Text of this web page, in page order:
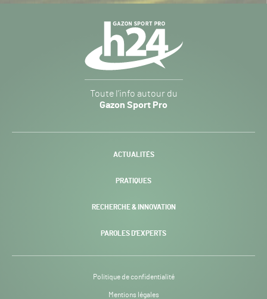
Sport
Pro
-
Toute l’info autour du
Gazon Sport Pro
ACTUALITÉS
PRATIQUES
RECHERCHE & INNOVATION
PAROLES D’EXPERTS
Politique de confidentialité
Mentions légales